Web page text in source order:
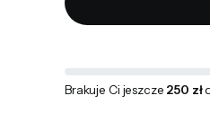
Brakuje Ci jeszcze 250 zł